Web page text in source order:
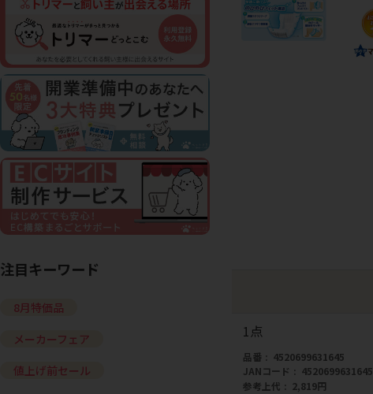
1点
品番
4520699631645
JANコード
4520699631645
参考上代
2,819円
注目キーワード
8月特価品
メーカーフェア
値上げ前セール